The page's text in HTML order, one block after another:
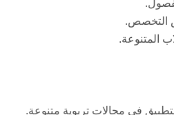
التخصص.
المتنوعة.